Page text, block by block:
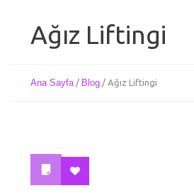
Ağız Liftingi
Ana Sayfa / Blog /Ağız Liftingi